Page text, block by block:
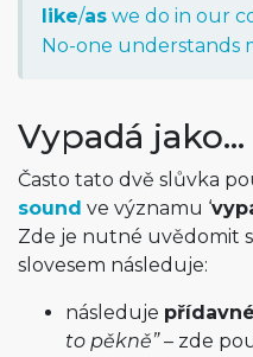
like/as we do in our
No-one understands
Vypadá jako…
Často tato dvě slůvka
sound ve významu ‘
Zde je nutné uvědomit
slovesem následuje:
následuje
to pěkně”– zde